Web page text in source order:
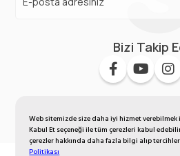
Web sitemizde size daha iyi hizmet
Kabul Et seçeneği ile tüm çerezleri kabul
çerezler hakkında daha fazla bilgi alıp
Politikası
Bizi Takip